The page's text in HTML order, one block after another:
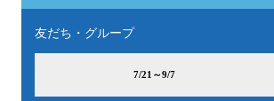
友だち・グループ
7/21～9/7